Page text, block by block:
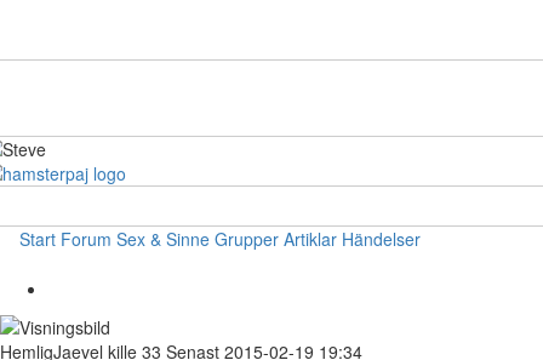
Start Forum Sex & Sinne Grupper Artiklar Händelser
HemligJaevel kille 33 Senast 2015-02-19 19:34